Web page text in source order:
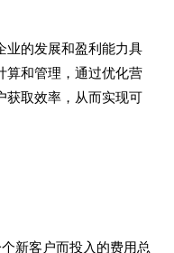
业的发展和盈利能力具
算和管理，通过优化营
获取效率，从而实现可
新客户而投入的费用总